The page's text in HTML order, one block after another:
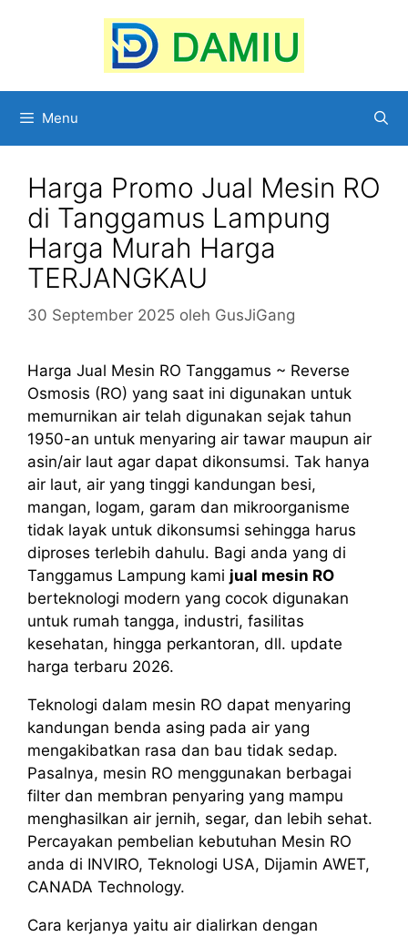
Menu
Harga Promo Jual Mesin RO
di Tanggamus Lampung
Harga Murah Harga
TERJANGKAU
30 September 2025 oleh GusJiGang
Harga Jual Mesin RO Tanggamus ~ Reverse
Osmosis (RO) yang saat ini digunakan untuk
memurnikan air telah digunakan sejak tahun
1950-an untuk menyaring air tawar maupun air
asin/air laut agar dapat dikonsumsi. Tak hanya
air laut, air yang tinggi kandungan besi,
mangan, logam, garam dan mikroorganisme
tidak layak untuk dikonsumsi sehingga harus
diproses terlebih dahulu. Bagi anda yang di
Tanggamus Lampung kami jual mesin RO
berteknologi modern yang cocok digunakan
untuk rumah tangga, industri, fasilitas
kesehatan, hingga perkantoran, dll. update
harga terbaru 2026.
Teknologi dalam mesin RO dapat menyaring
kandungan benda asing pada air yang
mengakibatkan rasa dan bau tidak sedap.
Pasalnya, mesin RO menggunakan berbagai
filter dan membran penyaring yang mampu
menghasilkan air jernih, segar, dan lebih sehat.
Percayakan pembelian kebutuhan Mesin RO
anda di INVIRO, Teknologi USA, Dijamin AWET,
CANADA Technology.
Cara kerjanya yaitu air dialirkan dengan